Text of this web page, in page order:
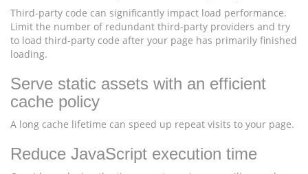
Third-party code can significantly impact load performance.
Limit the number of redundant third-party providers and try
to load third-party code after your page has primarily finished
loading.
Serve static assets with an efficient
cache policy
A long cache lifetime can speed up repeat visits to your page.
Reduce JavaScript execution time